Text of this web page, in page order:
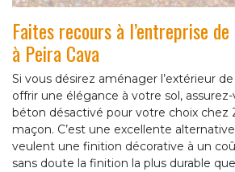
Faites recours à l’entreprise
à Peira Cava
Si vous désirez aménager l’extérieur
offrir une élégance à votre sol, assurez-
béton désactivé pour votre choix chez
maçon. C’est une excellente
veulent une finition décorative à un
sans doute la finition la plus durable